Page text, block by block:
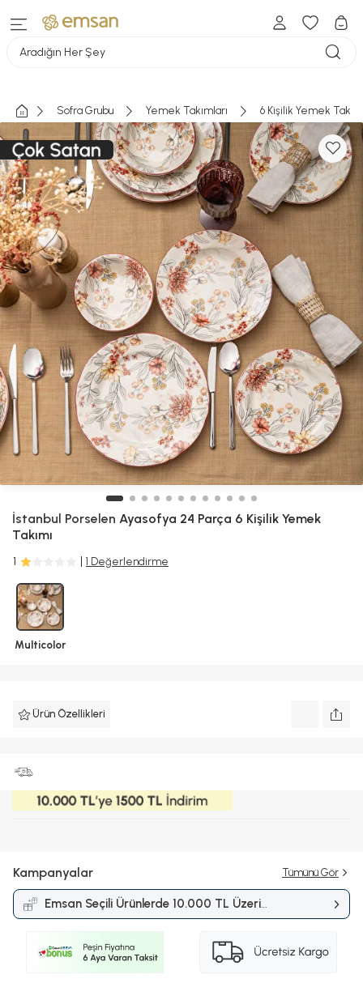
Aradığın Her Şey
Sofra Grubu Yemek Takımları 6 Kişilik Yemek
İstanbul Porselen Ayasofya 24 Parça 6 Kişilik Yemek
Takımı
1 1 Değerlendirme
Multicolor
Ürün Özellikleri
Kampanyalar Tümünü Gör
Emsan Seçili Ürünlerde 10.000 TL Üzeri
Alışverişlerde 1.500 TL İndirimKampanyası